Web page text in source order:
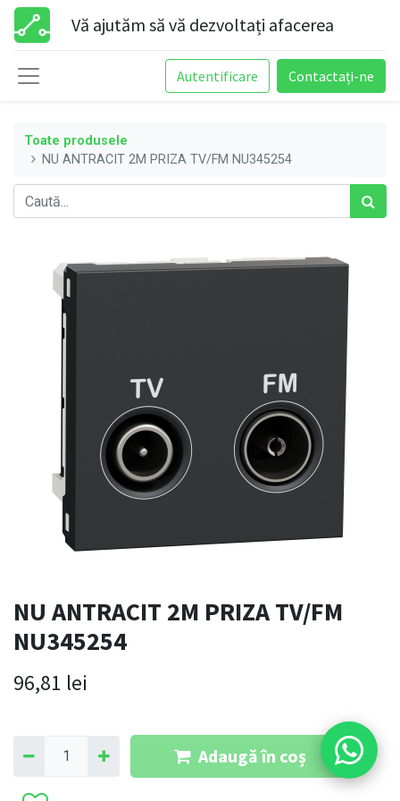
Vă ajutăm să vă dezvoltați afacerea
Autentificare Contactați-ne
Toate produsele
NU ANTRACIT 2M PRIZA TV/FM NU345254
NU ANTRACIT 2M PRIZA TV/FM
NU345254
96,81 lei
Adaugă în coș